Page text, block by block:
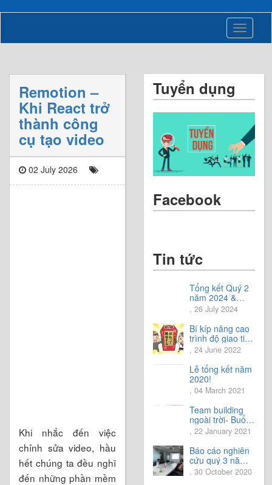
Toggle
Remotion –
Khi React trở
thành công
cụ tạo video
02 July 2026
Khi nhắc đến việc
chỉnh sửa video, hầu
hết chúng ta đều nghĩ
đến những phần mềm
Tuyển dụng
Facebook
Tin tức
Tổng kết Quý 2
năm 2024 &
Chia sẻ định
hướng Quý 3
năm 2024
, 26 July 2024
Bí kíp nâng cao
trình độ giao tiếp
tiếng Nhật.
, 24 June 2022
Lễ tổng kết năm
2020!
, 04 March 2021
Team building
ngoài trời- Buổi
trải nghiệm tuyệt
vời.
, 22 January 2021
Báo cáo nghiên
cứu quý 3 năm
2020
, 30 October 2020